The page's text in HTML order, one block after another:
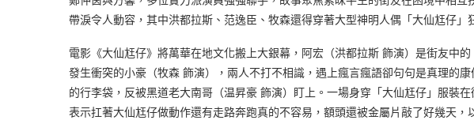
帶淚令人動容，其中洪都拉斯、范逸臣、牧森還得穿著大型神明人偶「大仙尪仔」
電影《大仙尪仔》將萬華在地文化搬上大銀幕，阿宏（洪都拉斯 飾演）是街友中
發生衝突的小豪（牧森 飾演），兩人不打不相識，遇上瘋言瘋語卻句句是真理的
的行李袋，反被黑道老大南哥（温昇豪 飾演）盯上。一場身穿「大仙尪仔」服裝
表示扛著大仙尪仔做動作還有走路奔跑真的不容易，額頭還被金屬片敲了好幾天